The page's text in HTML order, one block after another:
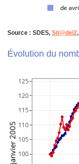
de
Source : SDES, Sit@del2
Évolution du
100
105
110
115
120
125